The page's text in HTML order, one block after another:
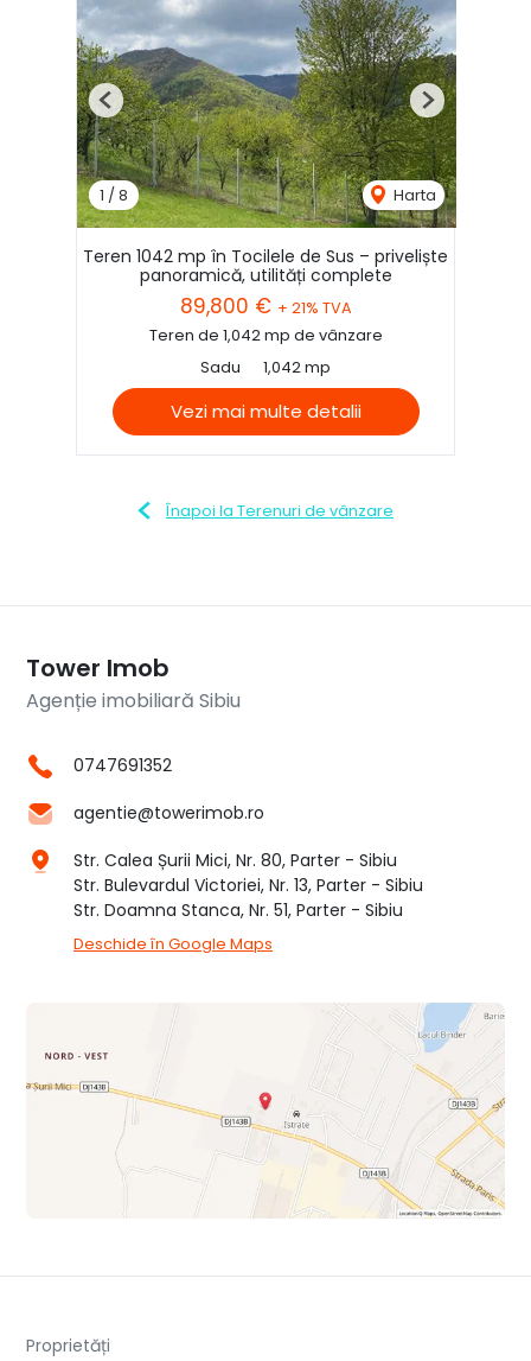
1 /8 Harta
Previous Next
Teren 1042 mp în Tocilele de Sus – priveliște
panoramică, utilități complete
89,800 € + 21% TVA
Teren de 1,042 mp de vânzare
Sadu
1,042 mp
Vezi mai multe detalii
Înapoi la Terenuri de vânzare
Tower Imob
Agenție imobiliară Sibiu
0747691352
agentie@towerimob.ro
Str. Calea Șurii Mici, Nr. 80, Parter - Sibiu
Str. Bulevardul Victoriei, Nr. 13, Parter - Sibiu
Str. Doamna Stanca, Nr. 51, Parter - Sibiu
Deschide în Google Maps
Proprietăți